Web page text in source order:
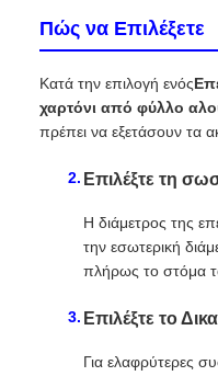
Πώς να Επιλέξετε
Κατά την επιλογή ενός
χαρτόνι από φύλλο
πρέπει να εξετάσουν τα
Επιλέξτε τη
Η διάμετρος της
την εσωτερική
πλήρως το στόμα
Επιλέξτε το
Για ελαφρύτερες